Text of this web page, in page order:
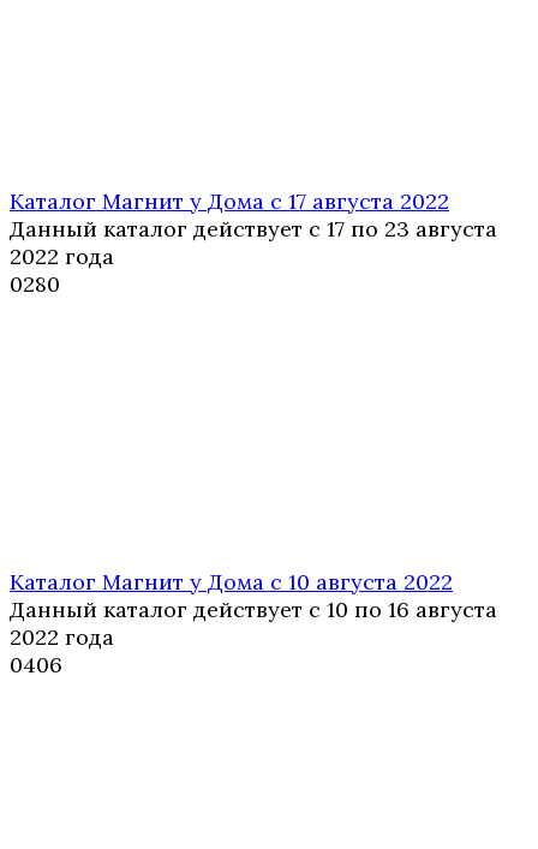
Каталог Магнит у Дома с 17 августа 2022
Данный каталог действует с 17 по 23 августа
2022 года
0280
Каталог Магнит у Дома с 10 августа 2022
Данный каталог действует с 10 по 16 августа
2022 года
0406